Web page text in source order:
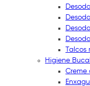
Talcos
Higiene Bucal
Creme